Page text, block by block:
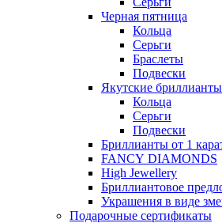
Черная пятница
Кольца
Серьги
Браслеты
Подвески
Якутские бриллианты
Кольца
Серьги
Подвески
Бриллианты от 1
FANCY DIAMONDS
High Jewellery
Бриллиантовое
Украшения в виде
Подарочные сертификаты